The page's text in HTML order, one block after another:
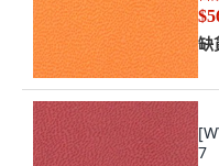
缺
7